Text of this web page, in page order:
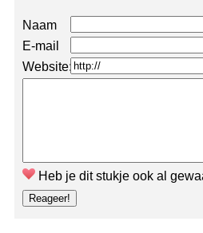
Naam
E-mail
Website:
Heb je dit stukje ook al